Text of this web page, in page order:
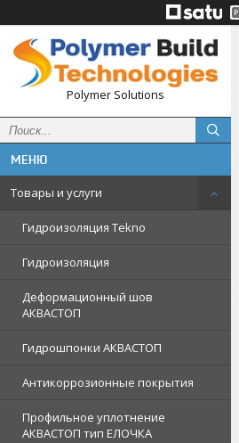
Polymer Solutions
Товары и услуги
Гидроизоляция Tekno
Гидроизоляция
Деформационный шов
АКВАСТОП
Гидрошпонки АКВАСТОП
Антикоррозионные покрытия
Профильное уплотнение
АКВАСТОП тип ЕЛОЧКА